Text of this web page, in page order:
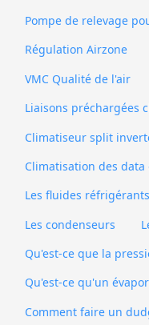
Pompe de relevage
Régulation Airzone
VMC Qualité de l'air
Liaisons préchargées
Climatiseur split
Climatisation des data
Les fluides
Les condenseurs
Qu'est-ce que la
Qu'est-ce qu'un
Comment faire un